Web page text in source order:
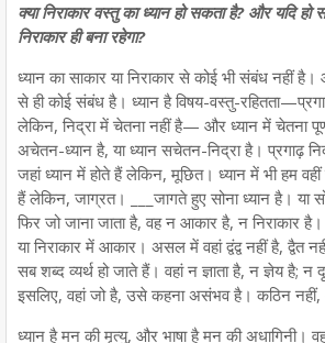
क्या निराकार वस्तु का ध्यान हो सकता है? और यदि हो
निराकार ही बना रहेगा?
ध्यान का साकार या निराकार से कोई भी संबंध नहीं
से ही कोई संबंध है। ध्यान है विषय-वस्तु-
लेकिन, निद्रा में चेतना नहीं है— और ध्यान में चेतना
अचेतन-ध्यान है, या ध्यान सचेतन-निद्रा है। प्रगाढ़
जहां ध्यान में होते हैं लेकिन, मूछित। ध्यान में भी हम वहीं
हैं लेकिन, जाग्रत। ___जागते हुए सोना ध्यान है। या
फिर जो जाना जाता है, वह न आकार है, न निराकार
या निराकार में आकार। असल में वहां द्वंद्व नहीं है, द्वैत
सब शब्द व्यर्थ हो जाते हैं। वहां न ज्ञाता है, न ज्ञेय है; न
इसलिए, वहां जो है, उसे कहना असंभव है। कठिन
ध्यान है मन की मृत्यु, और भाषा है मन की अधागिनी।